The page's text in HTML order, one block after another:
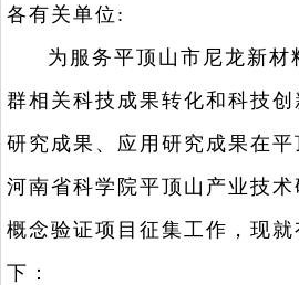
各有关单位:
为服务平顶山市尼龙新材
群相关科技成果转化和科技
研究成果、应用研究成果在平
河南省科学院平顶山产业技
概念验证项目征集工作，现
下：